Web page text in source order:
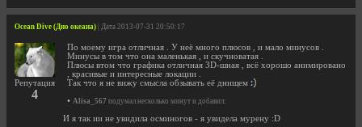
Ocean Dive (Дно океана) | Дата 2013-07-31 20:50:17
Репутация
4
По моему игра отличная . У неё много плюсов , и мало минусов .
Минусы в том что она маленькая , и скучноватая .
Плюсы втом что графика отличная 3D-шная , всё хорошо анимировано
, красивые и интересные локации .
Так что я не вижу смысла обзывать её днищем
• Alisa_567 подумал несколько минут и добавил:
И я так ии не увидила осминогов - я увидела мурену :D